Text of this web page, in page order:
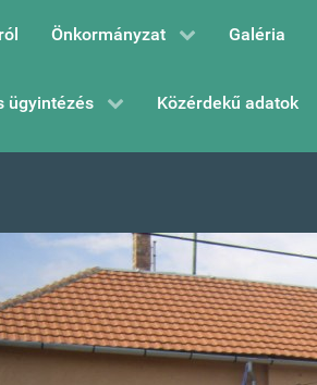
Önkormányzat Galéria
ügyintézés Közérdekű adatok